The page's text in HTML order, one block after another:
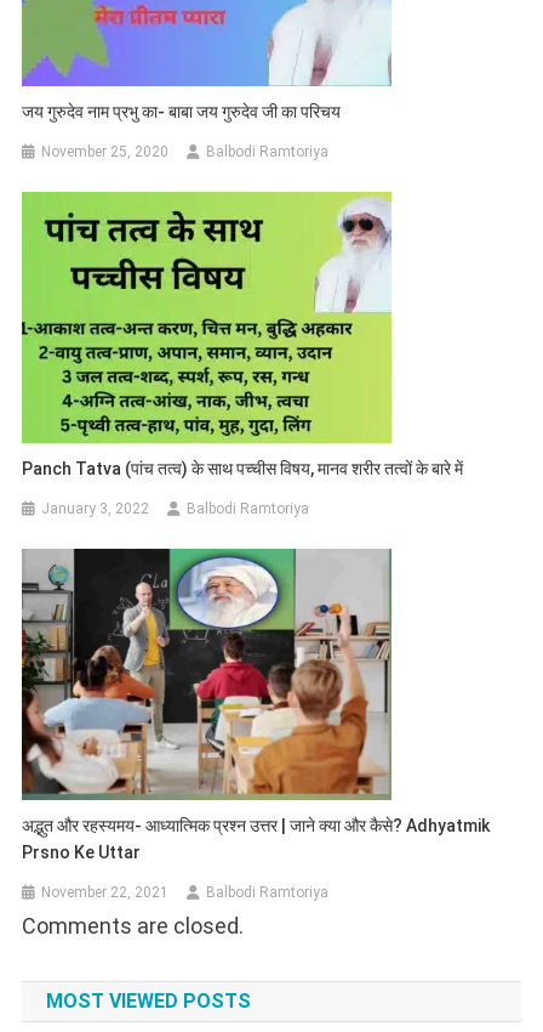
जय गुरुदेव नाम प्रभु का- बाबा जय गुरुदेव जी का परिचय
November 25, 2020 Balbodi Ramtoriya
Panch Tatva (पांच तत्व) के साथ पच्चीस विषय, मानव शरीर तत्वों के बारे में
January 3, 2022 Balbodi Ramtoriya
अद्भुत और रहस्यमय- आध्यात्मिक प्रश्न उत्तर | जाने क्या और कैसे? Adhyatmik
Prsno Ke Uttar
November 22, 2021 Balbodi Ramtoriya
Comments are closed.
MOST VIEWED POSTS